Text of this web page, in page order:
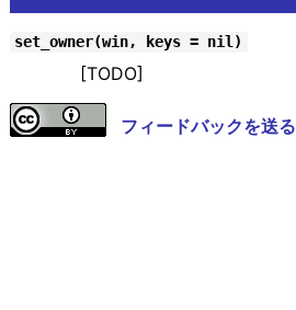
set_owner(win, keys = nil)
[TODO]
フィードバックを送る